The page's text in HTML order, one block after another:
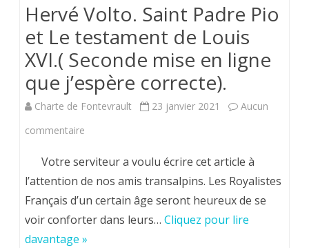
Hervé Volto. Saint Padre Pio
et Le testament de Louis
XVI.( Seconde mise en ligne
que j’espère correcte).
Charte de Fontevrault 23 janvier 2021
Aucun
commentaire
Volto.
Saint
Padre
Votre serviteur a voulu écrire cet article à
l’attention de nos amis transalpins. Les Royalistes
Français d’un certain âge seront heureux de se
voir conforter dans leurs… Cliquez pour lire
davantage »